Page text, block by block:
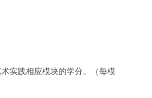
实践相应模块的学分。（每模